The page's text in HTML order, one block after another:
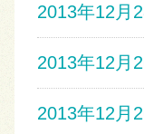
2013年12月
2013年12月
2013年12月